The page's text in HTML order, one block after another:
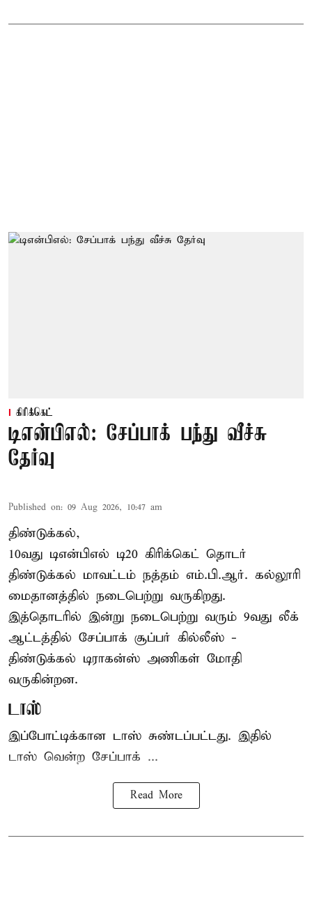
கிரிக்கெட்
டிஎன்பிஎல்: சேப்பாக் பந்து வீச்சு
தேர்வு
Published on: 09 Aug 2026, 10:47 am
திண்டுக்கல்,
10வது டிஎன்பிஎல் டி20 கிரிக்கெட் தொடர்
திண்டுக்கல் மாவட்டம் நத்தம் எம்.பி.ஆர். கல்லூரி
மைதானத்தில் நடைபெற்று வருகிறது.
இத்தொடரில் இன்று நடைபெற்று வரும் 9வது லீக்
ஆட்டத்தில் சேப்பாக் சூப்பர் கில்லீஸ் -
திண்டுக்கல் டிராகன்ஸ் அணிகள் மோதி
வருகின்றன.
டாஸ்
இப்போட்டிக்கான டாஸ் சுண்டப்பட்டது. இதில்
டாஸ் வென்ற சேப்பாக் ...
Read More